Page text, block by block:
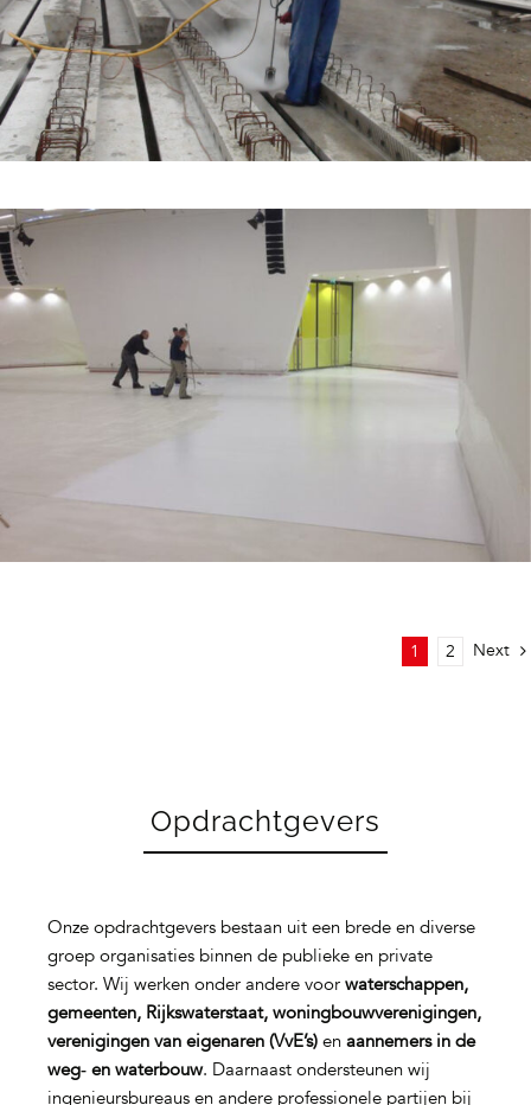
1 2 Next
Opdrachtgevers
Onze opdrachtgevers bestaan uit een brede en diverse
groep organisaties binnen de publieke en private
sector. Wij werken onder andere voor waterschappen,
gemeenten, Rijkswaterstaat, woningbouwverenigingen,
verenigingen van eigenaren (VvE’s)en aannemers in de
weg‑ en waterbouw. Daarnaast ondersteunen wij
ingenieursbureaus en andere professionele partijen bij